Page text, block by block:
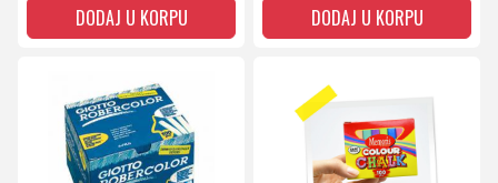
DODAJ U KORPU
DODAJ U KORPU